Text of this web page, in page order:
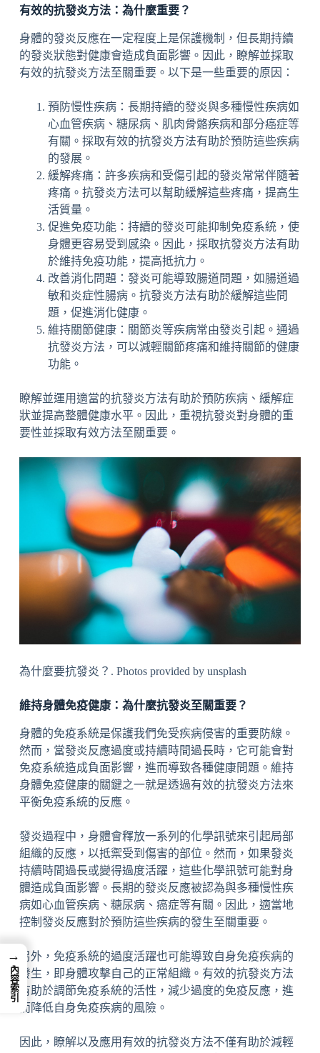
有效的抗發炎方法：為什麼重要？
身體的發炎反應在一定程度上是保護機制，但長期持續
的發炎狀態對健康會造成負面影響。因此，瞭解並採取
有效的抗發炎方法至關重要。以下是一些重要的原因：
預防慢性疾病：長期持續的發炎與多種慢性疾病如
心血管疾病、糖尿病、肌肉骨骼疾病和部分癌症等
有關。採取有效的抗發炎方法有助於預防這些疾病
的發展。
緩解疼痛：許多疾病和受傷引起的發炎常常伴隨著
疼痛。抗發炎方法可以幫助緩解這些疼痛，提高生
活質量。
促進免疫功能：持續的發炎可能抑制免疫系統，使
身體更容易受到感染。因此，採取抗發炎方法有助
於維持免疫功能，提高抵抗力。
改善消化問題：發炎可能導致腸道問題，如腸道過
敏和炎症性腸病。抗發炎方法有助於緩解這些問
題，促進消化健康。
維持關節健康：關節炎等疾病常由發炎引起。通過
抗發炎方法，可以減輕關節疼痛和維持關節的健康
功能。
瞭解並運用適當的抗發炎方法有助於預防疾病、緩解症
狀並提高整體健康水平。因此，重視抗發炎對身體的重
要性並採取有效方法至關重要。
為什麼要抗發炎？. Photos provided by unsplash
維持身體免疫健康：為什麼抗發炎至關重要？
身體的免疫系統是保護我們免受疾病侵害的重要防線。
然而，當發炎反應過度或持續時間過長時，它可能會對
免疫系統造成負面影響，進而導致各種健康問題。維持
身體免疫健康的關鍵之一就是透過有效的抗發炎方法來
平衡免疫系統的反應。
發炎過程中，身體會釋放一系列的化學訊號來引起局部
組織的反應，以抵禦受到傷害的部位。然而，如果發炎
持續時間過長或變得過度活躍，這些化學訊號可能對身
體造成負面影響。長期的發炎反應被認為與多種慢性疾
病如心血管疾病、糖尿病、癌症等有關。因此，適當地
控制發炎反應對於預防這些疾病的發生至關重要。
另外，免疫系統的過度活躍也可能導致自身免疫疾病的
發生，即身體攻擊自己的正常組織。有效的抗發炎方法
有助於調節免疫系統的活性，減少過度的免疫反應，進
而降低自身免疫疾病的風險。
因此，瞭解以及應用有效的抗發炎方法不僅有助於減輕
→
內容索引